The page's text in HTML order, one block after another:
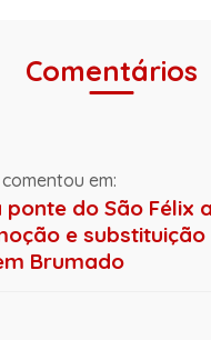
Comentários
em:
ponte do São Félix
e substituição
Brumado